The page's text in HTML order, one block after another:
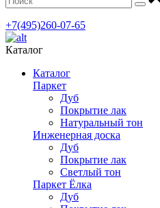
+7(495)260-07-65
Каталог
Каталог
Паркет
Дуб
Покрытие лак
Натуральный тон
Инженерная доска
Дуб
Покрытие лак
Светлый тон
Паркет Ёлка
Дуб